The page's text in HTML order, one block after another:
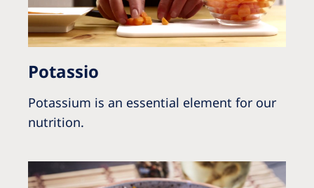
Potassio
Potassium is an essential element for our
nutrition.